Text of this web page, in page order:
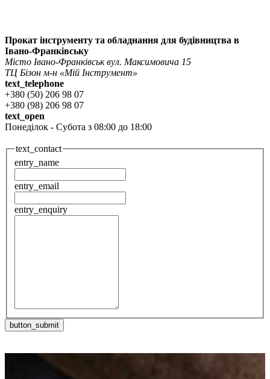
Прокат інструменту та обладнання для будівництва в
Івано-Франківську
Місто Івано-Франківськ вул. Максимовича 15
ТЦ Бізон м-н «Мій Інструмент»
text_telephone
+380 (50) 206 98 07
+380 (98) 206 98 07
text_open
Понеділок - Субота з 08:00 до 18:00
text_contact
entry_name
entry_email
entry_enquiry